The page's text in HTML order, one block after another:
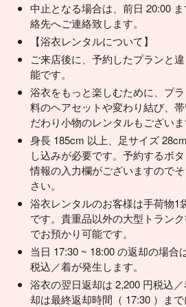
中止となる場合は、前日 20:00
絡先へご連絡致します。
【浴衣レンタルについて】
ご来店後に、予約したプランと
能です。
浴衣をもっと楽しむために、プ
料のヘアセットや変わり結び、
だわり小物のレンタルもございま
身長 185cm 以上、足サイズ
し込みが必要です。予約するボ
情報の入力欄がございますので
さい。
浴衣レンタルのお客様は手荷物1
です。貴重品以外の大型トランク
でお預かり可能です。
当日 17:30 ~ 18:00 の返却の場合
税込／着が発生します。
浴衣の翌日返却は 2,200 円税込
却は最終返却時間（ 17:30 ）まで